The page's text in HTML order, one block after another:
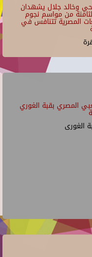
وخالد جلال يشهدان
من مواسم نجوم
من الجامعات المصرية تتنافس في
المصري بقبة الغوري
الغورى